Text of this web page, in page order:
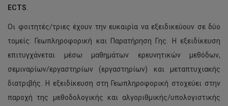
ECTS
Οι φοιτητές/τριες έχουν την ευκαιρία να εξειδικεύουν σε δύο
τομείς: Γεωπληροφορική και Παρατήρηση Γης. Η εξειδίκευση
επιτυγχάνεται μέσω μαθημάτων ερευνητικών μεθόδων,
σεμιναρίων/εργαστηρίων (εργαστηρίων) και μεταπτυχιακής
διατριβής. Η εξειδίκευση στη Γεωπληροφορική στοχεύει στην
παροχή της μεθοδολογικής και αλγοριθμικής/υπολογιστικής